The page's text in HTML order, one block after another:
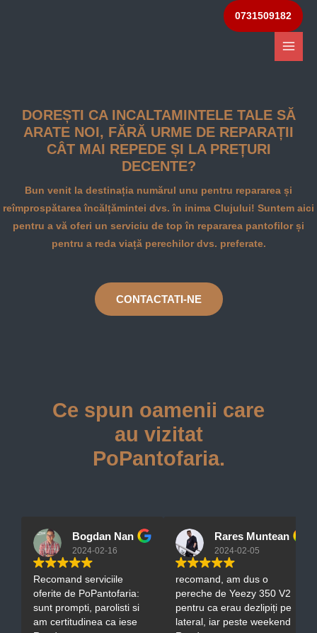
0731509182
DOREȘTI CA INCALTAMINTELE TALE SĂ
ARATE NOI, FĂRĂ URME DE REPARAȚII
CÂT MAI REPEDE ȘI LA PREȚURI
DECENTE?
Bun venit la destinația numărul unu pentru repararea și
reîmprospătarea încălțămintei dvs. în inima Clujului! Suntem aici
pentru a vă oferi un serviciu de top în repararea pantofilor și
pentru a reda viață perechilor dvs. preferate.
CONTACTATI-NE
Ce spun oamenii care
au vizitat
PoPantofaria.
Bogdan Nan
2024-02-16
Recomand serviciile
oferite de PoPantofaria:
sunt prompti, parolisti si
am certitudinea ca iese
Rares Muntean
2024-02-05
recomand, am dus o
pereche de Yeezy 350 V2
pentru ca erau dezlipiți pe
lateral, iar peste weekend